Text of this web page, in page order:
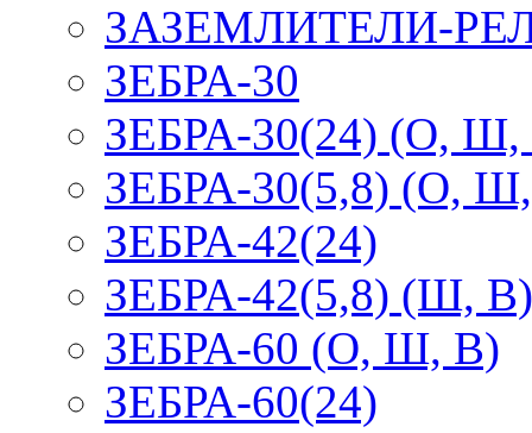
ЗАЗЕМЛИТЕЛИ-
ЗЕБРА-30
ЗЕБРА-30(24) (О,
ЗЕБРА-30(5,8) (О,
ЗЕБРА-42(24)
ЗЕБРА-42(5,8) (Ш, В)
ЗЕБРА-60 (О, Ш, В)
ЗЕБРА-60(24)